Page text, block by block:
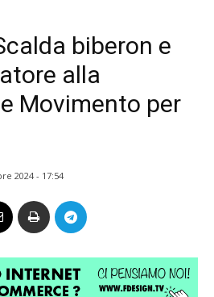
biberon e
alla
Movimento per
2024 - 17:54